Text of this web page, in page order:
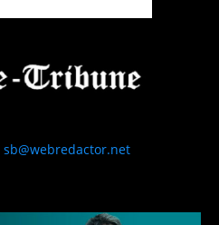
sb@webredactor.net